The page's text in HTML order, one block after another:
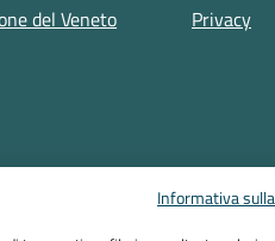
del Veneto
Privacy
Informativa